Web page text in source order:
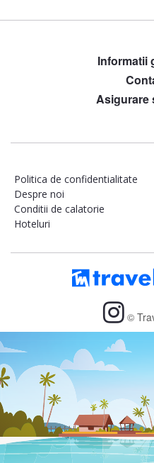
Informatii
Asigurare
Politica de confidentialitate
Despre noi
Conditii de calatorie
Hoteluri
©